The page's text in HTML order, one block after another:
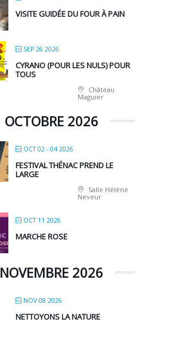
VISITE GUIDÉE DU FOUR À PAIN
SEP 26 2026
CYRANO (POUR LES NULS) POUR
TOUS
Château
Maguier
OCTOBRE 2026
OCT 02 - 04 2026
FESTIVAL THÉNAC PREND LE
LARGE
Salle Hélène
Neveur
OCT 11 2026
MARCHE ROSE
NOVEMBRE 2026
NOV 08 2026
NETTOYONS LA NATURE